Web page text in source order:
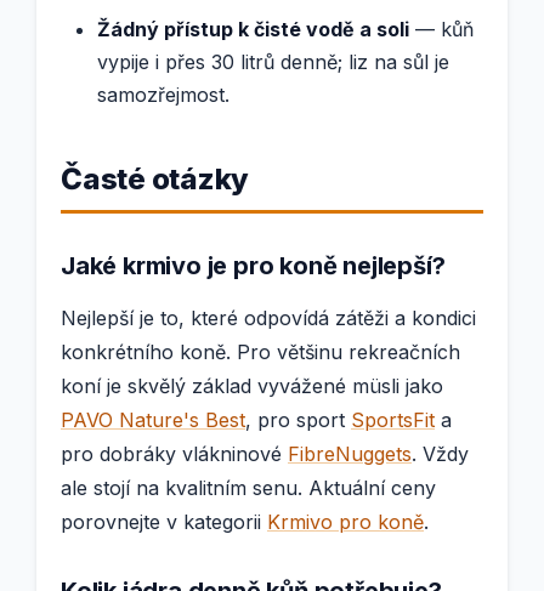
Žádný přístup k čisté vodě a soli — kůň
vypije i přes 30 litrů denně; liz na sůl je
samozřejmost.
Časté otázky
Jaké krmivo je pro koně nejlepší?
Nejlepší je to, které odpovídá zátěži a kondici
konkrétního koně. Pro většinu rekreačních
koní je skvělý základ vyvážené müsli jako
PAVO Nature's Best, pro sport SportsFit a
pro dobráky vlákninové FibreNuggets. Vždy
ale stojí na kvalitním senu. Aktuální ceny
porovnejte v kategorii Krmivo pro koně.